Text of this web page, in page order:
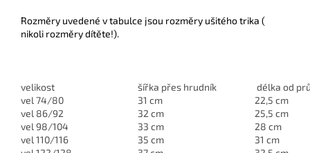
Rozměry uvedené v tabulce jsou rozměry ušitého trika (
nikoli rozměry dítěte!).
velikost šířka přes hrudník
délka od
vel 74/80
31 cm
22,5 cm
vel 86/92
32 cm
25,5 cm
vel 98/104
33 cm
28 cm
vel 110/116
35 cm
31 cm